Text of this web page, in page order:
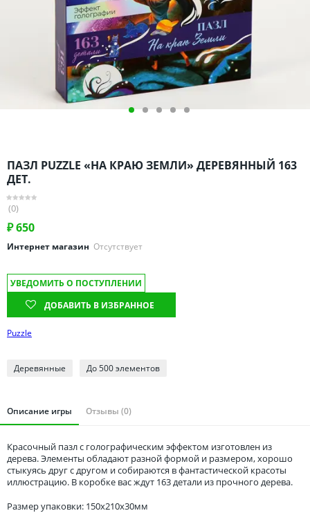
Оренбургская область
Пензенская область
Пермский край
Ростовская область
Рязанская область
Саратовская область
Ставропольский край
Тамбовская область
Татарстан
Тверская область
Томская область
Тюменская область
Ульяновская область
ПАЗЛ PUZZLE «НА КРАЮ ЗЕМЛИ» ДЕРЕВЯННЫЙ 163
ДЕТ.
(0)
₽650
Интернет магазин Отсутствует
УВЕДОМИТЬ О ПОСТУПЛЕНИИ
ДОБАВИТЬ В ИЗБРАННОЕ
Puzzle
Деревянные До 500 элементов
Описание игры Отзывы (0)
Красочный пазл с голографическим эффектом изготовлен из
дерева. Элементы обладают разной формой и размером, хорошо
стыкуясь друг с другом и собираются в фантастической красоты
иллюстрацию. В коробке вас ждут 163 детали из прочного дерева.
Размер упаковки: 150x210x30мм